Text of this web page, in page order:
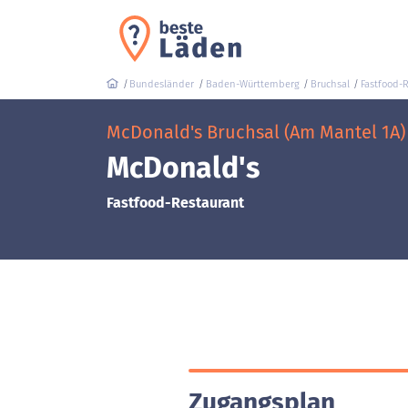
Bundesländer Baden-Württemberg Bruchsal Fastfood-
McDonald's Bruchsal (Am Mantel 1A)
McDonald's
Fastfood-Restaurant